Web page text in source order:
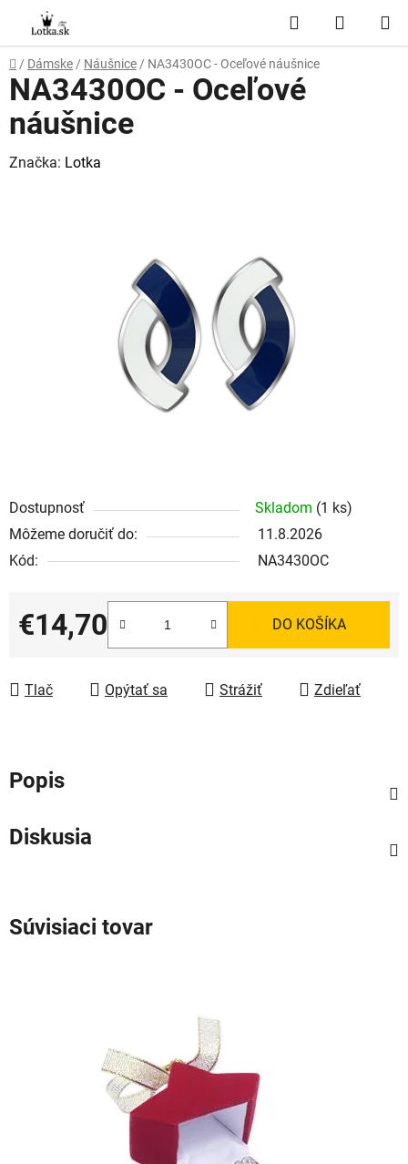
obsah
Hľadať
KOŠÍK
Domov
/ Dámske / Náušnice / NA3430OC - Oceľové náušnice
Dostupnosť Skladom (1 ks)
Môžeme doručiť do:
11.8.2026
Kód:
NA3430OC
€14,70
Jednotková cena:
DO KOŠÍKA
Tlač Opýtať sa Strážiť Zdieľať
NA3430OC - Oceľové
náušnice
Značka: Lotka
Popis
Diskusia
Súvisiaci tovar